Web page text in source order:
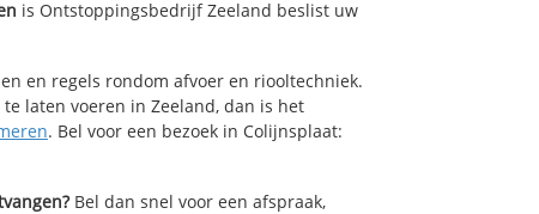
is Ontstoppingsbedrijf Zeeland beslist uw
en regels rondom afvoer en riooltechniek.
laten voeren in Zeeland, dan is het
. Bel voor een bezoek in Colijnsplaat:
Bel dan snel voor een afspraak,